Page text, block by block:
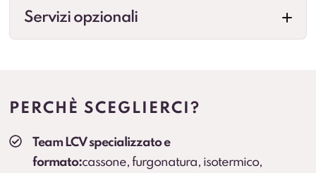
Servizi opzionali
all’attività). Prevedere collegamenti a landing.
Veicolo sostitutivo
Continuità operativa in caso di fermo prolungato
PERCHÈ SCEGLIERCI?
Team LCV specializzato e
formato:cassone, furgonatura, isotermico,